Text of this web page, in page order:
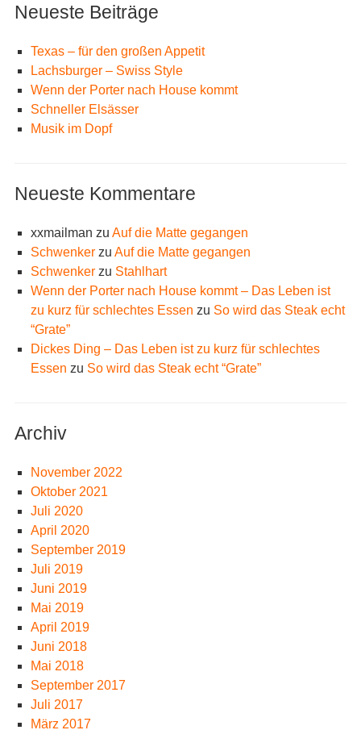
Neueste Beiträge
Texas – für den großen Appetit
Lachsburger – Swiss Style
Wenn der Porter nach House kommt
Schneller Elsässer
Musik im Dopf
Neueste Kommentare
xxmailman zu Auf die Matte gegangen
Schwenkerzu Auf die Matte gegangen
Schwenkerzu Stahlhart
Wenn der Porter nach House kommt – Das Leben ist
zu kurz für schlechtes Essen zu So wird das Steak echt
“Grate”
Dickes Ding – Das Leben ist zu kurz für schlechtes
Essen zu So wird das Steak echt “Grate”
Archiv
November 2022
Oktober 2021
Juli 2020
April 2020
September 2019
Juli 2019
Juni 2019
Mai 2019
April 2019
Juni 2018
Mai 2018
September 2017
Juli 2017
März 2017